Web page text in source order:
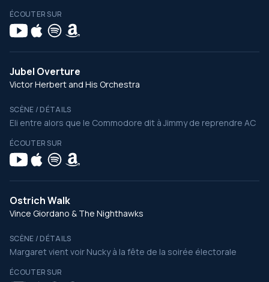
ÉCOUTER SUR
Jubel Overture
Victor Herbert and His Orchestra
SCÈNE / DÉTAILS
Eli entre alors que le Commodore dit à Jimmy de reprendre AC
ÉCOUTER SUR
Ostrich Walk
Vince Giordano & The Nighthawks
SCÈNE / DÉTAILS
Margaret vient voir Nucky à la fête de la soirée électorale
ÉCOUTER SUR